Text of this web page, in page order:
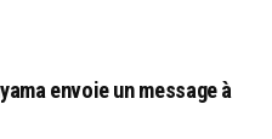
envoie un message à